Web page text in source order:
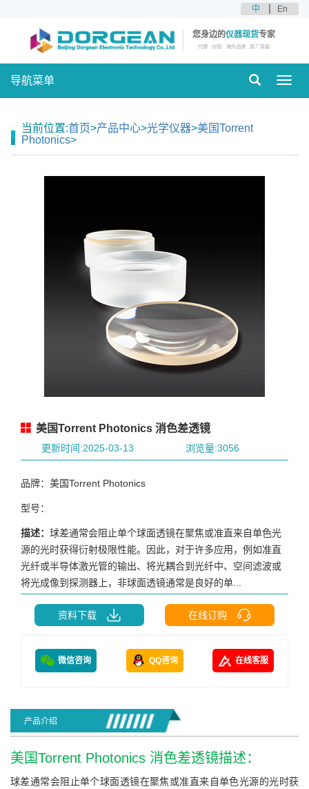
中 En
您身边的仪器现货专家
代理 分销 海外品牌 原厂原装
导航菜单
当前位置:首页>产品中心>光学仪器>美国Torrent
Photonics>
美国Torrent Photonics 消色差透镜
更新时间:2025-03-13 浏览量:3056
品牌：美国Torrent Photonics
型号：
描述： 球差通常会阻止单个球面透镜在聚焦或准直来自单色光
源的光时获得衍射极限性能。因此，对于许多应用，例如准直
光纤或半导体激光管的输出、将光耦合到光纤中、空间滤波或
将光成像到探测器上，非球面透镜通常是良好的单...
资料下载 在线订购
微信咨询 QQ咨询 在线客服
产品介绍
美国Torrent Photonics 消色差透镜描述：
球差通常会阻止单个球面透镜在聚焦或准直来自单色光源的光时获